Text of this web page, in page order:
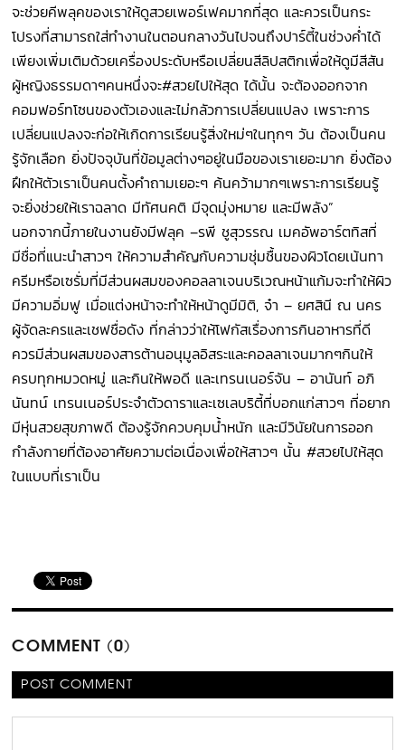
จะช่วยคีพลุคของเราให้ดูสวยเพอร์เฟคมากที่สุด และควรเป็นกระ
โปรงที่สามารถใส่ทำงานในตอนกลางวันไปจนถึงปาร์ตี้ในช่วงค่ำได้
เพียงเพิ่มเติมด้วยเครื่องประดับหรือเปลี่ยนสีลิปสติกเพื่อให้ดูมีสีสัน
ผู้หญิงธรรมดาๆคนหนึ่งจะ#สวยไปให้สุด ได้นั้น จะต้องออกจาก
คอมฟอร์ทโซนของตัวเองและไม่กลัวการเปลี่ยนแปลง เพราะการ
เปลี่ยนแปลงจะก่อให้เกิดการเรียนรู้สิ่งใหม่ๆในทุกๆ วัน ต้องเป็นคน
รู้จักเลือก ยิ่งปัจจุบันที่ข้อมูลต่างๆอยู่ในมือของเราเยอะมาก ยิ่งต้อง
ฝึกให้ตัวเราเป็นคนตั้งคำถามเยอะๆ ค้นคว้ามากๆเพราะการเรียนรู้
จะยิ่งช่วยให้เราฉลาด มีทัศนคติ มีจุดมุ่งหมาย และมีพลัง”
นอกจากนี้ภายในงานยังมีฟลุค –รพี ชูสุวรรณ เมคอัพอาร์ตทิสที่
มีชื่อที่แนะนำสาวๆ ให้ความสำคัญกับความชุ่มชื้นของผิวโดยเน้นทา
ครีมหรือเซรั่มที่มีส่วนผสมของคอลลาเจนบริเวณหน้าแก้มจะทำให้ผิว
มีความอิ่มฟู เมื่อแต่งหน้าจะทำให้หน้าดูมีมิติ, จ๋า – ยศสินี ณ นคร
ผู้จัดละครและเชฟชื่อดัง ที่กล่าวว่าให้โฟกัสเรื่องการกินอาหารที่ดี
ควรมีส่วนผสมของสารต้านอนุมูลอิสระและคอลลาเจนมากๆกินให้
ครบทุกหมวดหมู่ และกินให้พอดี และเทรนเนอร์จัน – อานันท์ อภิ
นันทน์ เทรนเนอร์ประจำตัวดาราและเซเลบริตี้ที่บอกแก่สาวๆ ที่อยาก
มีหุ่นสวยสุขภาพดี ต้องรู้จักควบคุมน้ำหนัก และมีวินัยในการออก
กำลังกายที่ต้องอาศัยความต่อเนื่องเพื่อให้สาวๆ นั้น #สวยไปให้สุด
ในแบบที่เราเป็น
COMMENT (0)
POST COMMENT